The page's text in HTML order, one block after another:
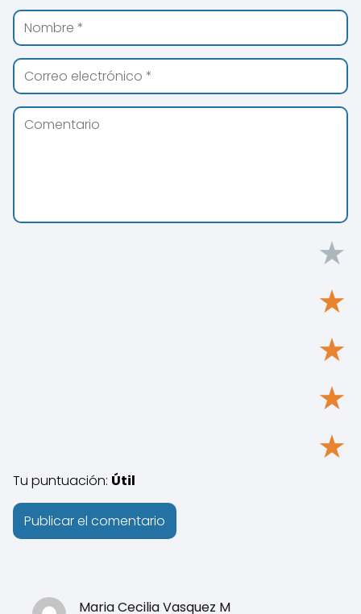
Maria Cecilia Vasquez M
★
★
★
★
★
Tu puntuación: Útil